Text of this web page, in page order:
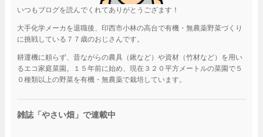
いつもブログを読んでくれてありがとうござます！
大手化学メーカを退職後、印西市小林の高台で有機・無農薬野菜づくり
に挑戦している７７歳のおじさんです。
耕運機に頼らず、昔ながらの農具（鍬など）や資材（竹材など）を用い
るエコ家庭菜園。１５年前に始め、現在３２０平方メートルの菜園で５
０種類以上の野菜を有機・無農薬で栽培しています。
雑誌「やさい畑」で連載中